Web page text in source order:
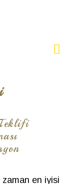
zaman en iyisi